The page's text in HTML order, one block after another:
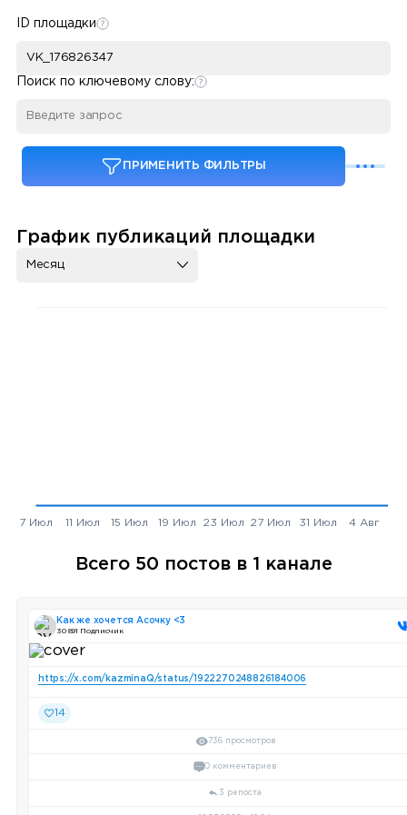
ID площадки
Поиск по ключевому слову:
ПРИМЕНИТЬ ФИЛЬТРЫ
График публикаций площадки
Месяц
Всего 50 постов в 1 канале
Как же хочется Асочку <3
30 891 Подписчик
https://x.com/kazminaQ/status/1922270248826184006
14
736 просмотров
0 комментариев
3 репоста